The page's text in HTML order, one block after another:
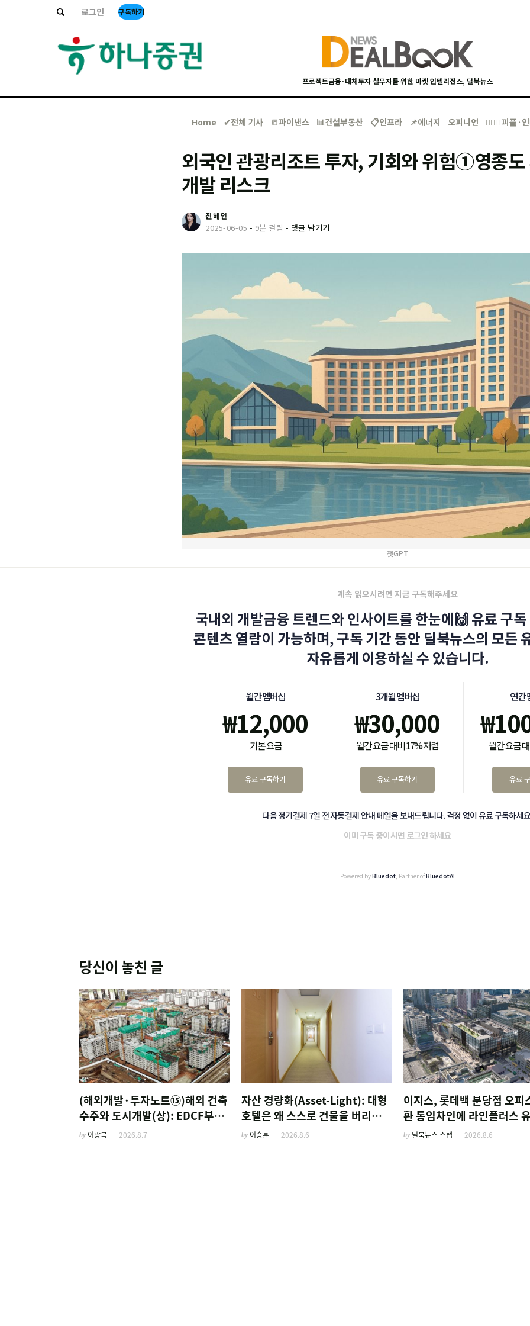
로그인 구독하기
프로젝트금융·대체투자 실무자를 위한 마켓 인텔리전스, 딜북뉴스
Home ✔︎전체 기사 📒파이낸스 📊건설부동산 📋인프라 📌에너지 오피니언 🙋🏻‍♂️ 피플·
외국인 관광리조트 투자, 기회와 위험①영종도
개발 리스크
진혜인
2025-06-05 - 9분 걸림 - 댓글 남기기
챗GPT
계속 읽으시려면 지금 구독해주세요
국내외 개발금융 트렌드와 인사이트를 한눈에🙌 유료 구
콘텐츠 열람이 가능하며, 구독 기간 동안 딜북뉴스의 모든
자유롭게 이용하실 수 있습니다.
월간 멤버십
₩12,000
기본 요금
유료 구독하기
3개월 멤버십
₩30,000
월간 요금 대비 17% 저렴
유료 구독하기
연간
₩
월간 요금
유료
다음 정기결제 7일 전 자동결제 안내 메일을 보내드립니다. 걱정 없이 유료 구독하세
이미 구독 중이시면 로그인하세요
Powered byBluedot, Partner ofBluedotAI
당신이 놓친 글
(해외개발·투자노트⑮)해외 건축
수주와 도시개발(상): EDCF부터
계열사 진출 위한 복합시설까지
by 이광복 2026.8.7
자산 경량화(Asset-Light): 대형
호텔은 왜 스스로 건물을 버리고
'이름'만 팔기 시작했을까
by 이승훈 2026.8.6
이지스, 롯데백 분당점 오피
환 통임차인에 라인플러스
by 딜북뉴스 스탭 2026.8.6